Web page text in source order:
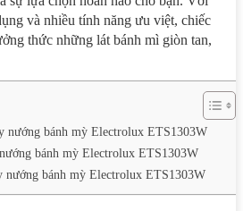
và nhiều tính năng ưu việt, chiếc
thức những lát bánh mì giòn tan,
nướng bánh mỳ Electrolux ETS1303W
bánh mỳ Electrolux ETS1303W
nướng bánh mỳ Electrolux ETS1303W